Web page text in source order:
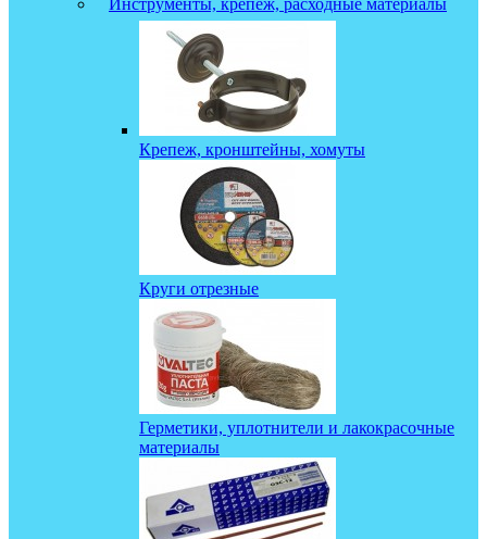
Крепеж, кронштейны, хомуты
Круги отрезные
Герметики, уплотнители и лакокрасочные
материалы